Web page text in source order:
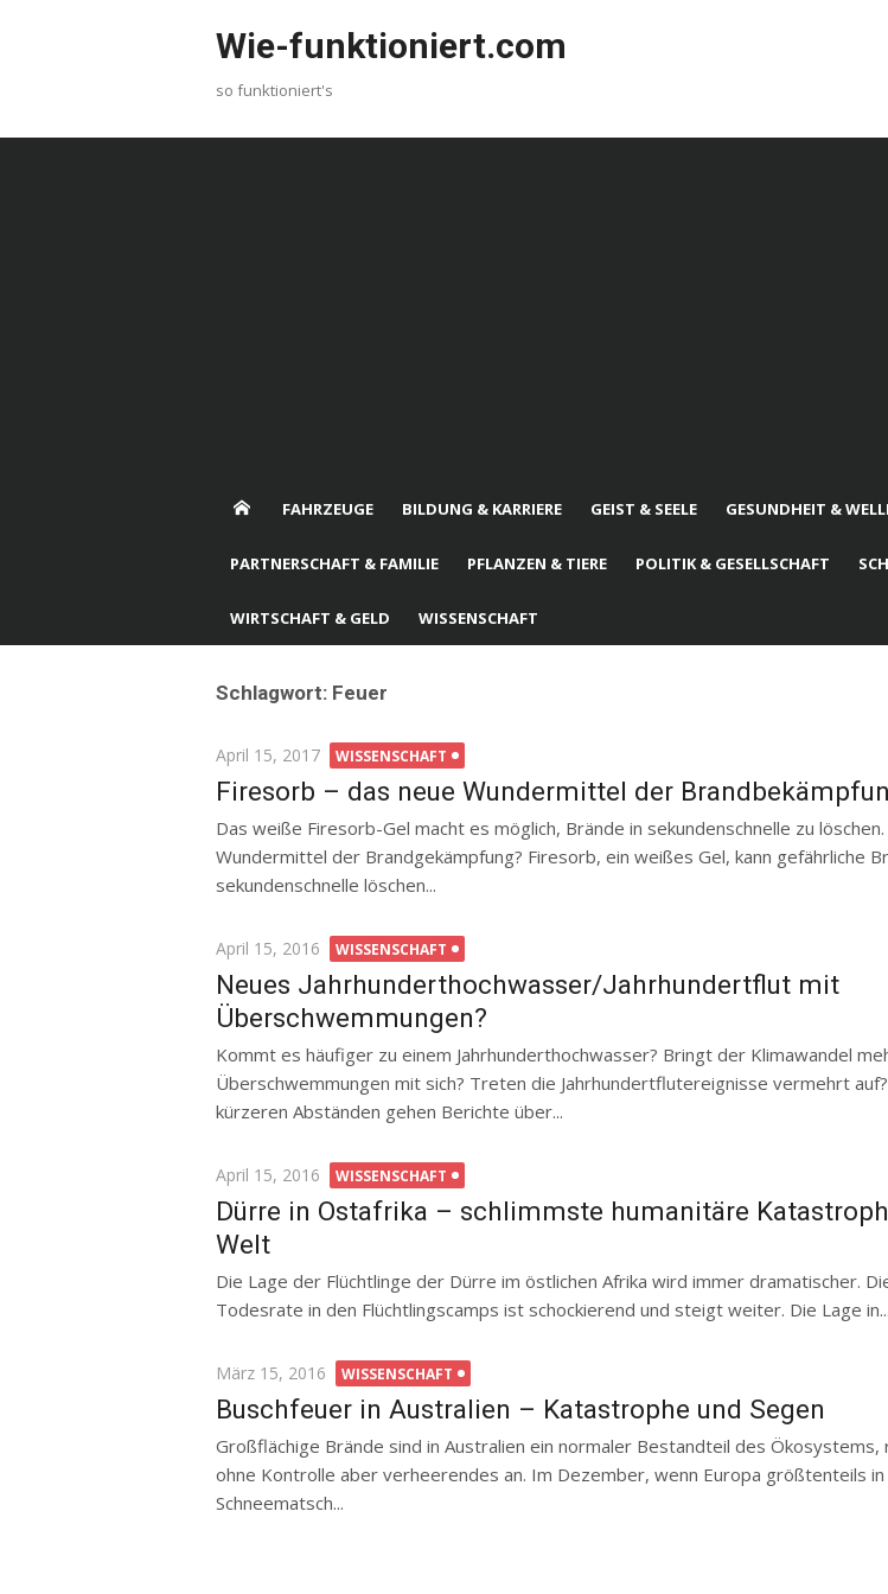
Wie-funktioniert.com
so funktioniert's
FAHRZEUGE BILDUNG & KARRIERE GEIST & SEELE GESUNDHEIT &
PARTNERSCHAFT & FAMILIE PFLANZEN & TIERE POLITIK & GESELLSCHAFT
WIRTSCHAFT & GELD WISSENSCHAFT
Schlagwort: Feuer
Posted
on
April 15, 2017 WISSENSCHAFT
Firesorb – das neue Wundermittel der
Das weiße Firesorb-Gel macht es möglich, Brände in sekundenschnelle zu löschen.
Wundermittel der Brandgekämpfung? Firesorb, ein weißes Gel, kann gefährliche
sekundenschnelle löschen...
Posted
on
April 15, 2016 WISSENSCHAFT
Neues Jahrhunderthochwasser/Jahrhundertflut mit
Überschwemmungen?
Kommt es häufiger zu einem Jahrhunderthochwasser? Bringt der Klimawandel
Überschwemmungen mit sich? Treten die Jahrhundertflutereignisse vermehrt
kürzeren Abständen gehen Berichte über...
Posted
on
April 15, 2016 WISSENSCHAFT
Dürre in Ostafrika – schlimmste humanitäre
Welt
Die Lage der Flüchtlinge der Dürre im östlichen Afrika wird immer dramatischer.
Todesrate in den Flüchtlingscamps ist schockierend und steigt weiter. Die Lage in...
Posted
on
März 15, 2016 WISSENSCHAFT
Buschfeuer in Australien – Katastrophe und Segen
Großflächige Brände sind in Australien ein normaler Bestandteil des Ökosystems,
ohne Kontrolle aber verheerendes an. Im Dezember, wenn Europa größtenteils in
Schneematsch...